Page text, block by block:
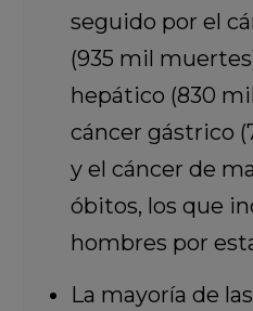
seguido por el
(935 mil
hepático (830
cáncer gástrico
y el cáncer de
óbitos, los que
hombres por
La mayoría de